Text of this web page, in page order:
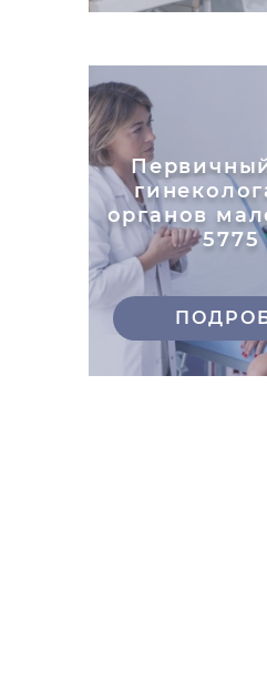
органов
5775